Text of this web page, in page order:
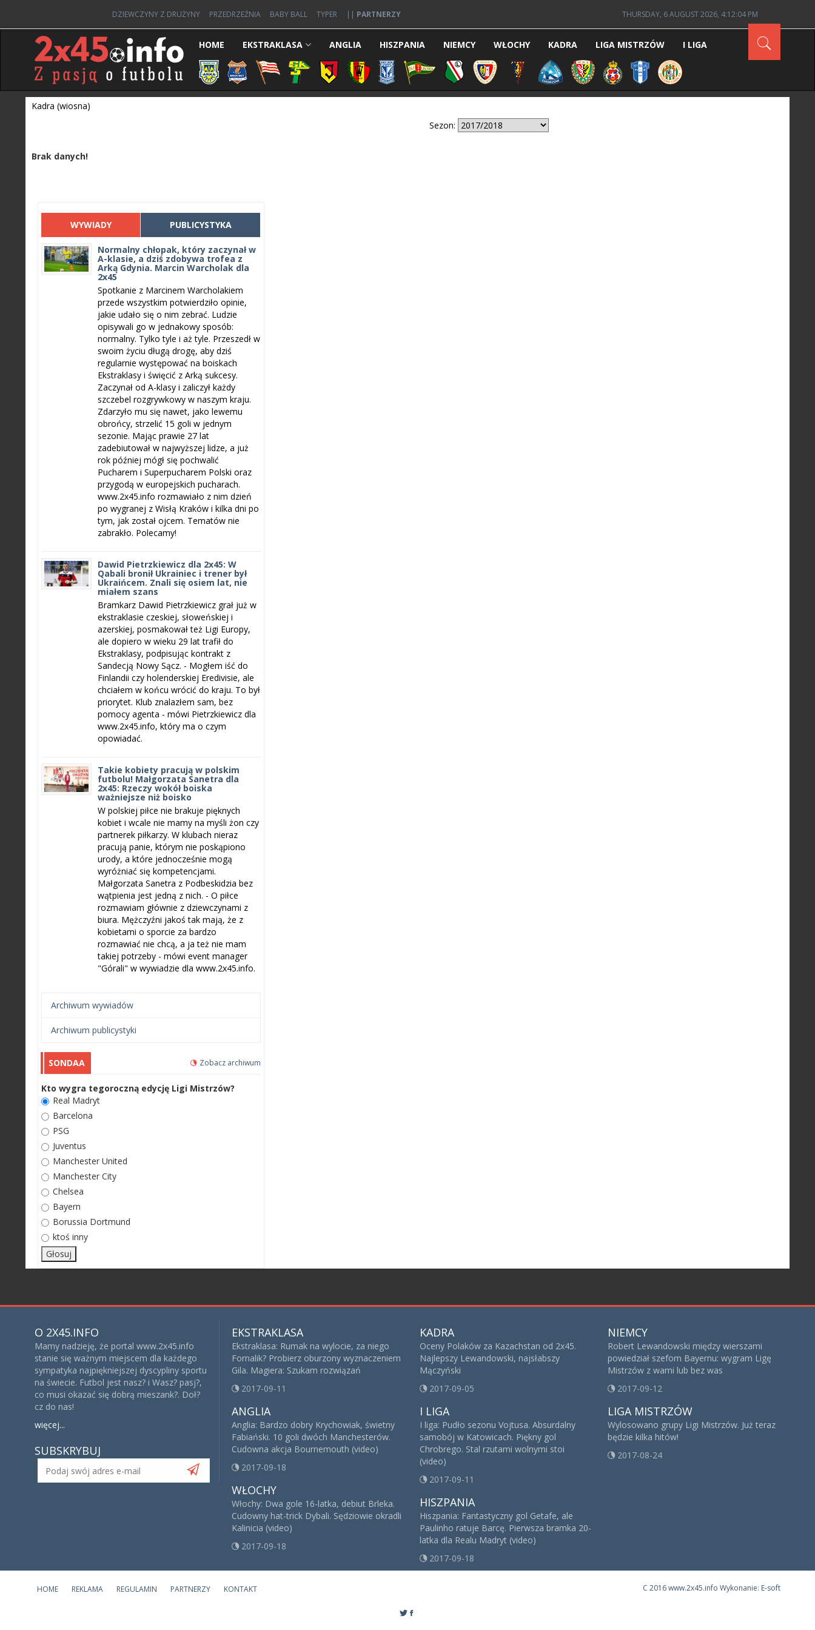
DZIEWCZYNY Z DRUŻYNY PRZEDRZEŹNIA BABY BALL TYPER || PARTNERZY THURSDAY, 6 AUGUST 2026, 4:12:04 PM
HOME EKSTRAKLASA ANGLIA HISZPANIA NIEMCY WŁOCHY KADRA LIGA MISTRZÓW I LIGA
Kadra (wiosna)
Sezon:
Brak danych!
WYWIADY PUBLICYSTYKA
Normalny chłopak, który zaczynał w
A-klasie, a dziś zdobywa trofea z
Arką Gdynia. Marcin Warcholak dla
2x45
Spotkanie z Marcinem Warcholakiem
przede wszystkim potwierdziło opinie,
jakie udało się o nim zebrać. Ludzie
opisywali go w jednakowy sposób:
normalny. Tylko tyle i aż tyle. Przeszedł w
swoim życiu długą drogę, aby dziś
regularnie występować na boiskach
Ekstraklasy i święcić z Arką sukcesy.
Zaczynał od A-klasy i zaliczył każdy
szczebel rozgrywkowy w naszym kraju.
Zdarzyło mu się nawet, jako lewemu
obrońcy, strzelić 15 goli w jednym
sezonie. Mając prawie 27 lat
zadebiutował w najwyższej lidze, a już
rok później mógł się pochwalić
Pucharem i Superpucharem Polski oraz
przygodą w europejskich pucharach.
www.2x45.info rozmawiało z nim dzień
po wygranej z Wisłą Kraków i kilka dni po
tym, jak został ojcem. Tematów nie
zabrakło. Polecamy!
Dawid Pietrzkiewicz dla 2x45: W
Qabali bronił Ukrainiec i trener był
Ukraińcem. Znali się osiem lat, nie
miałem szans
Bramkarz Dawid Pietrzkiewicz grał już w
ekstraklasie czeskiej, słoweńskiej i
azerskiej, posmakował też Ligi Europy,
ale dopiero w wieku 29 lat trafił do
Ekstraklasy, podpisując kontrakt z
Sandecją Nowy Sącz. - Mogłem iść do
Finlandii czy holenderskiej Eredivisie, ale
chciałem w końcu wrócić do kraju. To był
priorytet. Klub znalazłem sam, bez
pomocy agenta - mówi Pietrzkiewicz dla
www.2x45.info, który ma o czym
opowiadać.
Takie kobiety pracują w polskim
futbolu! Małgorzata Sanetra dla
2x45: Rzeczy wokół boiska
ważniejsze niż boisko
W polskiej piłce nie brakuje pięknych
kobiet i wcale nie mamy na myśli żon czy
partnerek piłkarzy. W klubach nieraz
pracują panie, którym nie poskąpiono
urody, a które jednocześnie mogą
wyróżniać się kompetencjami.
Małgorzata Sanetra z Podbeskidzia bez
wątpienia jest jedną z nich. - O piłce
rozmawiam głównie z dziewczynami z
biura. Mężczyźni jakoś tak mają, że z
kobietami o sporcie za bardzo
rozmawiać nie chcą, a ja też nie mam
takiej potrzeby - mówi event manager
"Górali" w wywiadzie dla www.2x45.info.
Archiwum wywiadów
Archiwum publicystyki
SONDAA Zobacz archiwum
Kto wygra tegoroczną edycję Ligi Mistrzów?
Real Madryt
Barcelona
PSG
Juventus
Manchester United
Manchester City
Chelsea
Bayern
Borussia Dortmund
ktoś inny
O 2X45.INFO
Mamy nadzieję, że portal www.2x45.info
stanie się ważnym miejscem dla każdego
sympatyka najpiękniejszej dyscypliny sportu
na świecie. Futbol jest nasz? i Wasz? pasj?,
co musi okazać się dobrą mieszank?. Doł?
cz do nas!
więcej...
SUBSKRYBUJ
EKSTRAKLASA
Ekstraklasa: Rumak na wylocie, za niego
Fornalik? Probierz oburzony wyznaczeniem
Gila. Magiera: Szukam rozwiązań
2017-09-11
ANGLIA
Anglia: Bardzo dobry Krychowiak, świetny
Fabiański. 10 goli dwóch Manchesterów.
Cudowna akcja Bournemouth (video)
2017-09-18
WŁOCHY
Włochy: Dwa gole 16-latka, debiut Brleka.
Cudowny hat-trick Dybali. Sędziowie okradli
Kalinicia (video)
2017-09-18
KADRA
Oceny Polaków za Kazachstan od 2x45.
Najlepszy Lewandowski, najsłabszy
Mączyński
2017-09-05
I LIGA
I liga: Pudło sezonu Vojtusa. Absurdalny
samobój w Katowicach. Piękny gol
Chrobrego. Stal rzutami wolnymi stoi
(video)
2017-09-11
HISZPANIA
Hiszpania: Fantastyczny gol Getafe, ale
Paulinho ratuje Barcę. Pierwsza bramka 20-
latka dla Realu Madryt (video)
2017-09-18
NIEMCY
Robert Lewandowski między wierszami
powiedział szefom Bayernu: wygram Ligę
Mistrzów z wami lub bez was
2017-09-12
LIGA MISTRZÓW
Wylosowano grupy Ligi Mistrzów. Już teraz
będzie kilka hitów!
2017-08-24
HOME REKLAMA REGULAMIN PARTNERZY KONTAKT C 2016 www.2x45.info Wykonanie: E-soft